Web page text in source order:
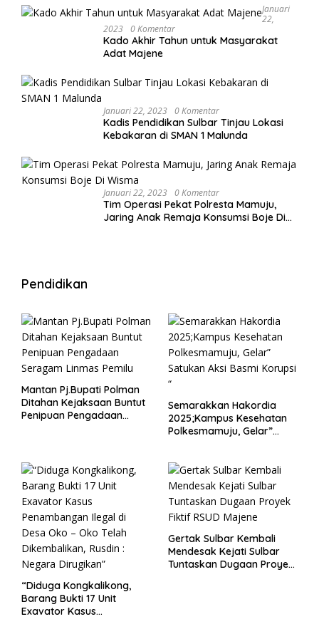
Januari
22,
2023 0 Komentar
Kado Akhir Tahun untuk Masyarakat
Adat Majene
Januari 22, 2023 0 Komentar
Kadis Pendidikan Sulbar Tinjau Lokasi
Kebakaran di SMAN 1 Malunda
Januari 22, 2023 0 Komentar
Tim Operasi Pekat Polresta Mamuju,
Jaring Anak Remaja Konsumsi Boje Di
Pendidikan
Mantan Pj.Bupati Polman
Ditahan Kejaksaan Buntut
Penipuan Pengadaan
Semarakkan Hakordia
2025;Kampus Kesehatan
Polkesmamuju, Gelar”
“Diduga Kongkalikong,
Barang Bukti 17 Unit
Exavator Kasus
Gertak Sulbar Kembali
Mendesak Kejati Sulbar
Tuntaskan Dugaan Proyek